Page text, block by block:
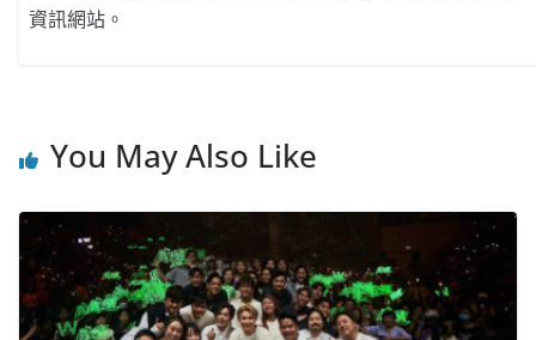
資訊網站。
You May Also Like